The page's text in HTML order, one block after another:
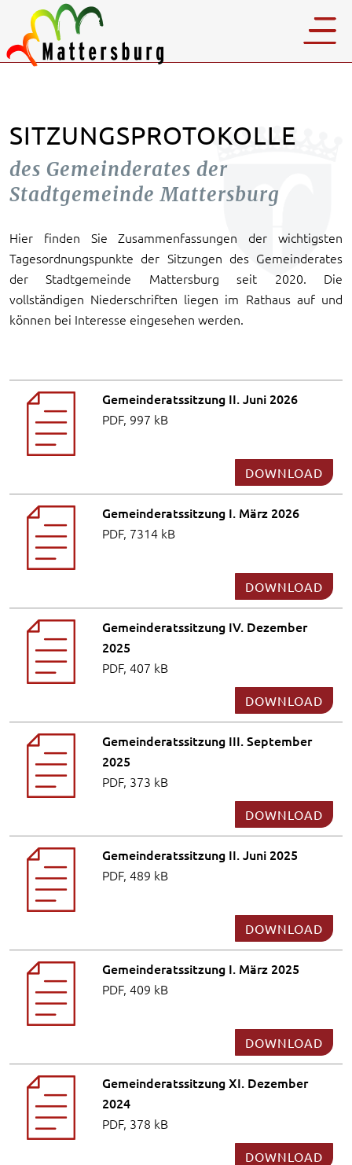
SITZUNGSPROTOKOLLE
des Gemeinderates der
Stadtgemeinde Mattersburg
Hier finden Sie Zusammenfassungen der wichtigsten
Tagesordnungspunkte der Sitzungen des Gemeinderates
der Stadtgemeinde Mattersburg seit 2020. Die
vollständigen Niederschriften liegen im Rathaus auf und
können bei Interesse eingesehen werden.
Gemeinderatssitzung II. Juni 2026
PDF, 997 kB
DOWNLOAD
Gemeinderatssitzung I. März 2026
PDF, 7314 kB
DOWNLOAD
Gemeinderatssitzung IV. Dezember
2025
PDF, 407 kB
DOWNLOAD
Gemeinderatssitzung III. September
2025
PDF, 373 kB
DOWNLOAD
Gemeinderatssitzung II. Juni 2025
PDF, 489 kB
DOWNLOAD
Gemeinderatssitzung I. März 2025
PDF, 409 kB
DOWNLOAD
Gemeinderatssitzung XI. Dezember
2024
PDF, 378 kB
DOWNLOAD